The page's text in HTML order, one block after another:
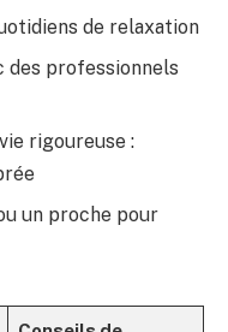
de relaxation
des professionnels
rigoureuse :
un proche pour